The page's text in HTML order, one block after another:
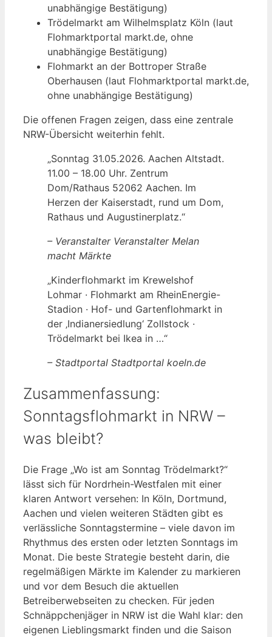
unabhängige Bestätigung)
Trödelmarkt am Wilhelmsplatz Köln (laut
Flohmarktportal markt.de, ohne
unabhängige Bestätigung)
Flohmarkt an der Bottroper Straße
Oberhausen (laut Flohmarktportal markt.de,
ohne unabhängige Bestätigung)
Die offenen Fragen zeigen, dass eine zentrale
NRW-Übersicht weiterhin fehlt.
„Sonntag 31.05.2026. Aachen Altstadt.
11.00 – 18.00 Uhr. Zentrum
Dom/Rathaus 52062 Aachen. Im
Herzen der Kaiserstadt, rund um Dom,
Rathaus und Augustinerplatz.“
– Veranstalter Veranstalter Melan
macht Märkte
„Kinderflohmarkt im Krewelshof
Lohmar · Flohmarkt am RheinEnergie-
Stadion · Hof- und Gartenflohmarkt in
der ‚Indianersiedlung‘ Zollstock ·
Trödelmarkt bei Ikea in …“
– Stadtportal Stadtportal koeln.de
Zusammenfassung:
Sonntagsflohmarkt in NRW –
was bleibt?
Die Frage „Wo ist am Sonntag Trödelmarkt?“
lässt sich für Nordrhein-Westfalen mit einer
klaren Antwort versehen: In Köln, Dortmund,
Aachen und vielen weiteren Städten gibt es
verlässliche Sonntagstermine – viele davon im
Rhythmus des ersten oder letzten Sonntags im
Monat. Die beste Strategie besteht darin, die
regelmäßigen Märkte im Kalender zu markieren
und vor dem Besuch die aktuellen
Betreiberwebseiten zu checken. Für jeden
Schnäppchenjäger in NRW ist die Wahl klar: den
eigenen Lieblingsmarkt finden und die Saison